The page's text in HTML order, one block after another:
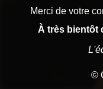
Merci de votre
À très bientôt
©